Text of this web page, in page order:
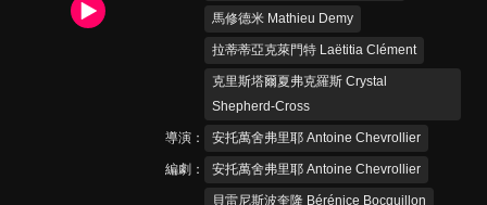
馬修德米 Mathieu Demy
拉蒂蒂亞克萊門特 Laëtitia Clément
克里斯塔爾夏弗克羅斯 Crystal
Shepherd-Cross
導演 安托萬舍弗里耶 Antoine Chevrollier
編劇 安托萬舍弗里耶 Antoine Chevrollier
貝雷尼斯波奎隆 Bérénice Bocquillon